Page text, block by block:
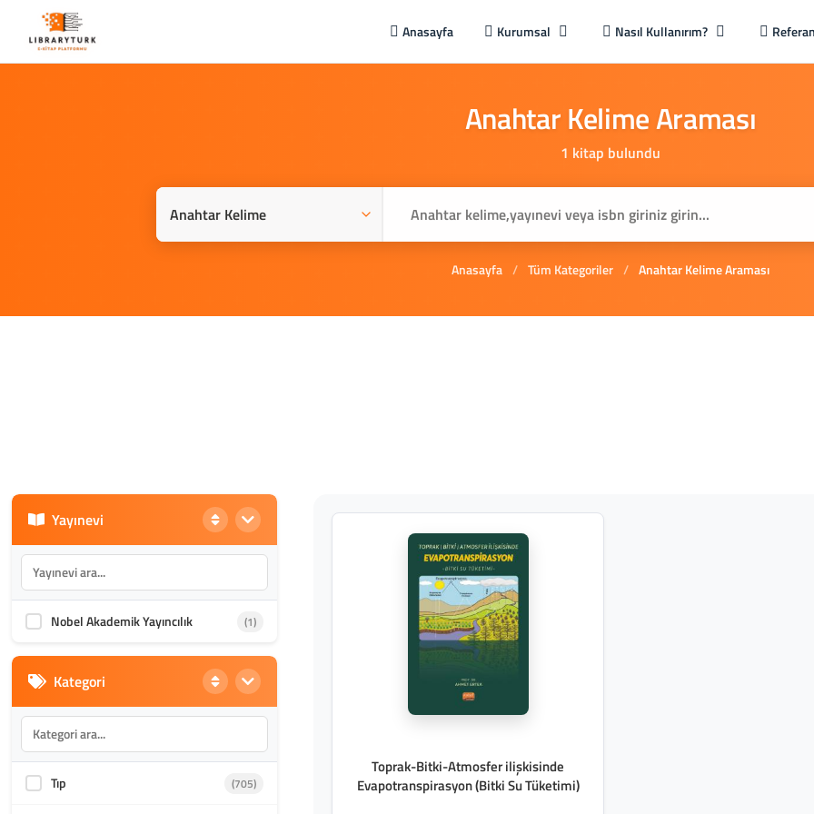
Anasayfa Kurumsal Nasıl Kullanırım?
AnahtarKelimeAraması
1 kitap bulundu
Anasayfa / Tüm Kategoriler / Anahtar Kelime Araması
Yayınevi
Nobel Akademik Yayıncılık (1)
Kategori
Tıp (705)
Toprak-Bitki-Atmosfer ilişkisinde
Evapotranspirasyon (Bitki Su Tüketimi)